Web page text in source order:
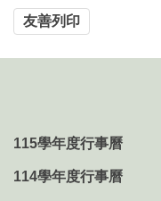
友善列印
115學年度行事曆
114學年度行事曆